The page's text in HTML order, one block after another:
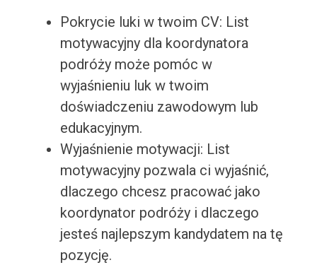
Pokrycie luki w twoim CV: List
motywacyjny dla koordynatora
podróży może pomóc w
wyjaśnieniu luk w twoim
doświadczeniu zawodowym lub
edukacyjnym.
Wyjaśnienie motywacji: List
motywacyjny pozwala ci wyjaśnić,
dlaczego chcesz pracować jako
koordynator podróży i dlaczego
jesteś najlepszym kandydatem na tę
pozycję.